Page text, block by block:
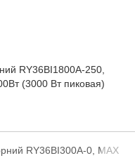
RY36BI1800A-250,
(3000 Вт пиковая)